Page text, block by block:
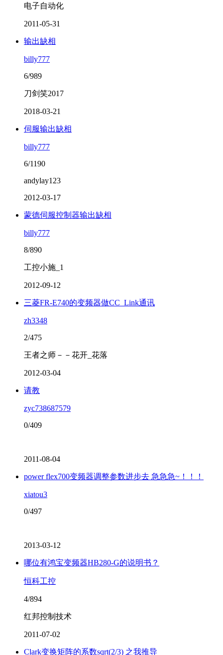
电子自动化
2011-05-31
输出缺相
billy777
6/989
刀剑笑2017
2018-03-21
伺服输出缺相
billy777
6/1190
andylay123
2012-03-17
蒙德伺服控制器输出缺相
billy777
8/890
工控小施_1
2012-09-12
三菱FR-E740的变频器做CC_Link通讯
zh3348
2/475
王者之师－－花开_花落
2012-03-04
请教
zyc738687579
0/409
2011-08-04
power flex700变频器调整参数进步去 急急急~！！！
xiatou3
0/497
2013-03-12
哪位有鸿宝变频器HB280-G的说明书？
恒科工控
4/894
红邦控制技术
2011-07-02
Clark变换矩阵的系数sqrt(2/3) 之我推导